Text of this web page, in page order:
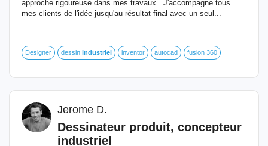
approche rigoureuse dans mes travaux . J'accompagne tous
mes clients de l'idée jusqu'au résultat final avec un seul...
Designer dessin industriel inventor autocad fusion 360
Jerome D.
Dessinateur produit, concepteur
industriel